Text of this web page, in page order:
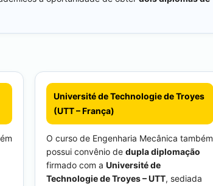
Université de Technologie de Troyes
(UTT – França)
O curso de Engenharia Mecânica também
possui convênio dedupla diplomação
firmado com aUniversité de
Technologie de Troyes – UTT, sediada